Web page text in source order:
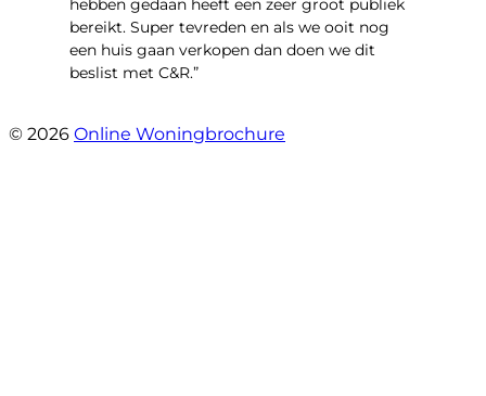
hebben gedaan heeft een zeer groot publiek
bereikt. Super tevreden en als we ooit nog
een huis gaan verkopen dan doen we dit
beslist met C&R.”
© 2026 Online Woningbrochure